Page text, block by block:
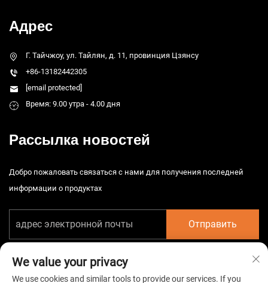
Адрес
Г. Тайчжоу, ул. Тайлян, д. 11, провинция Цзянсу
+86-13182442305
[email protected]
Время: 9.00 утра - 4.00 дня
Рассылка новостей
Добро пожаловать связаться с нами для получения последней
информации о продуктах
Отправить
We value your privacy
We use cookies and similar tools to provide our services. If you